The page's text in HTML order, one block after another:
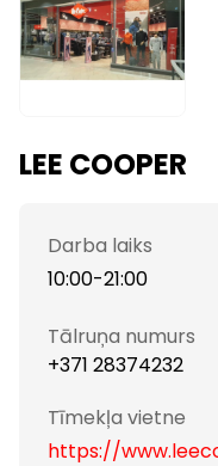
LEE COOPER
Darba laiks
10:00-21:00
Tālruņa numurs
+371 28374232
Tīmekļa vietne
https://